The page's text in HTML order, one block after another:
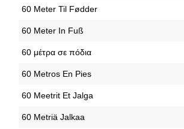
‎60 Meter Til Fødder
‎60 Meter In Fuß
‎60 μέτρα σε πόδια
‎60 Metros En Pies
‎60 Meetrit Et Jalga
‎60 Metriä Jalkaa